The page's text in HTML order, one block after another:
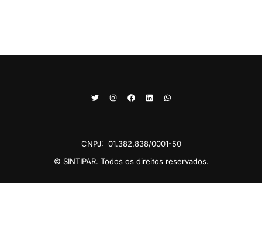
CNPJ: 01.382.838/0001-50
© SINTIPAR. Todos os direitos reservados.